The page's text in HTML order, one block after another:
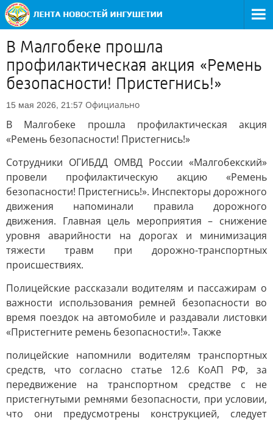
В Малгобеке прошла
профилактическая акция «Ремень
безопасности! Пристегнись!»
15 мая 2026, 21:57 Официально
В Малгобеке прошла профилактическая акция
«Ремень безопасности! Пристегнись!»
Сотрудники ОГИБДД ОМВД России «Малгобекский»
провели профилактическую акцию «Ремень
безопасности! Пристегнись!». Инспекторы дорожного
движения напоминали правила дорожного
движения. Главная цель мероприятия – снижение
уровня аварийности на дорогах и минимизация
тяжести травм при дорожно-транспортных
происшествиях.
Полицейские рассказали водителям и пассажирам о
важности использования ремней безопасности во
время поездок на автомобиле и раздавали листовки
«Пристегните ремень безопасности!». Также
полицейские напомнили водителям транспортных
средств, что согласно статье 12.6 КоАП РФ, за
передвижение на транспортном средстве с не
пристегнутыми ремнями безопасности, при условии,
что они предусмотрены конструкцией, следует